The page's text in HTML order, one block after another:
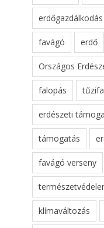
erdőgazdálkodás
favágó erdő
Országos
falopás tűzifa
erdészeti
támogatás
favágó verseny
klímaváltozás